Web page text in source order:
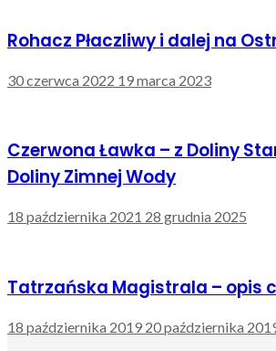
Rohacz Płaczliwy i dalej na
30 czerwca 2022 19 marca 2023
Czerwona Ławka – z Doliny
Doliny Zimnej Wody
18 października 2021 28 grudnia 2025
Tatrzańska Magistrala – opis
18 października 2019 20 października